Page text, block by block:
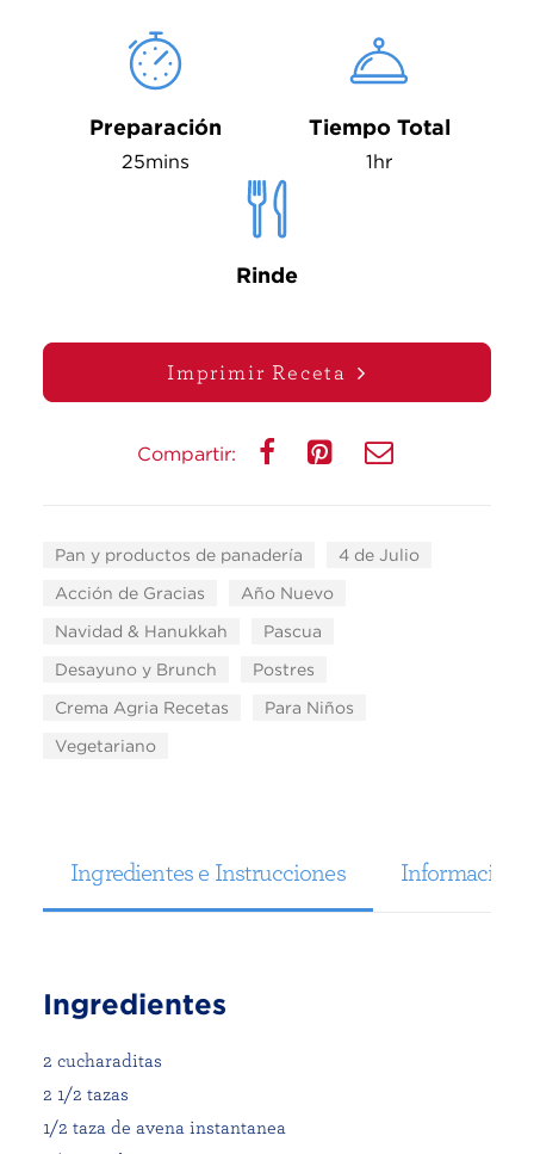
Preparación
25mins
Tiempo Total
1hr
Rinde
Imprimir Receta
Compartir:
Pan y productos de panadería
4 de Julio
Acción de Gracias
Año Nuevo
Navidad & Hanukkah
Pascua
Desayuno y Brunch
Postres
Crema Agria Recetas
Para Niños
Vegetariano
Ingredientes e Instrucciones Información
Ingredientes
2 cucharaditas
2 1/2 tazas
1/2 taza de avena instantanea